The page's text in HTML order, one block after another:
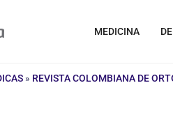
MEDICINA
» REVISTA COLOMBIANA DE